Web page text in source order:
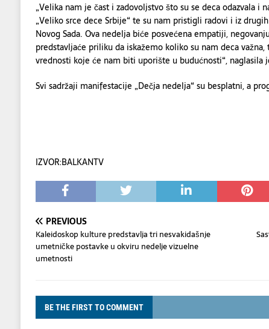
„Velika nam je čast i zadovoljstvo što su se deca odazvala i
„Veliko srce dece Srbije“ te su nam pristigli radovi i iz
Novog Sada. Ova nedelja biće posvećena empatiji,
predstavljaće priliku da iskažemo koliko su nam deca
vrednosti koje će nam biti uporište u budućnosti“, naglasila
Svi sadržaji manifestacije „Dečja nedelja“ su besplatni, a
IZVOR:BALKANTV
PREVIOUS
Kaleidoskop kulture predstavlja tri nesvakidašnje
umetničke postavke u okviru nedelje vizuelne
umetnosti
BE THE FIRST TO COMMENT